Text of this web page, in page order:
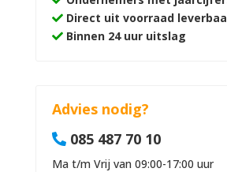
Direct uit voorraad
Binnen 24 uur uitslag
Advies nodig?
085 487 70 10
Ma t/m Vrij van 09:00-17:00 uur